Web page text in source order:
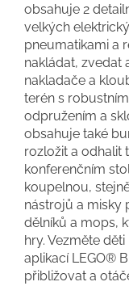
obsahuje 2
velkých
pneumatikami a
nakládat, zvedat
nakladače a
terén s
odpružením a
obsahuje také
rozložit a odhalit
konferenčním
koupelnou,
nástrojů a misky
dělníků a mops,
hry. Vezměte
aplikací LEGO®
přibližovat a